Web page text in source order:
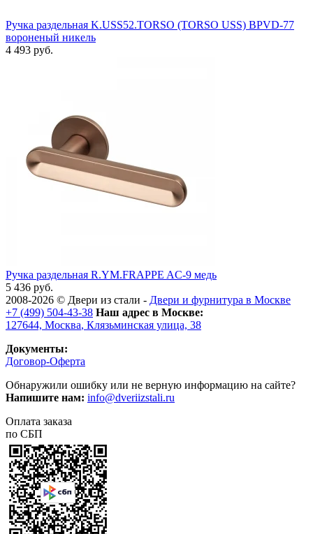
Ручка раздельная K.USS52.TORSO (TORSO USS) BPVD-77
вороненый никель
4 493 руб.
Ручка раздельная R.YM.FRAPPE AC-9 медь
5 436 руб.
2008-2026 © Двери из стали - Двери и фурнитура в Москве
+7 (499) 504-43-38 Наш адрес в Москве:
127644, Москва, Клязьминская улица, 38
Документы:
Договор-Оферта
Обнаружили ошибку или не верную информацию на сайте?
Напишите нам: info@dveriizstali.ru
Оплата заказа
по СБП